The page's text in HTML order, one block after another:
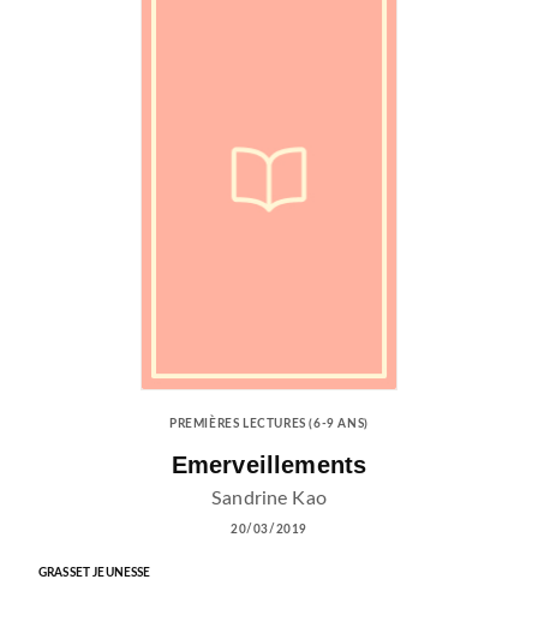
PREMIÈRES LECTURES (6-9 ANS)
Emerveillements
Sandrine Kao
20/03/2019
GRASSET JEUNESSE